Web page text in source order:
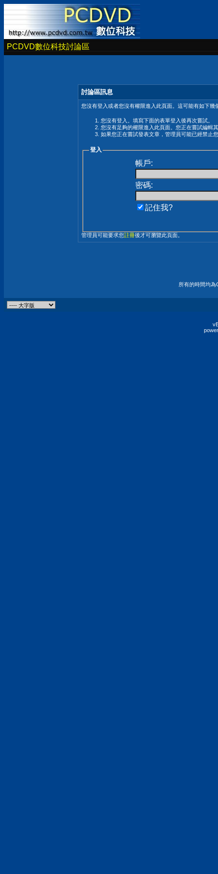
PCDVD數位科技討論區
討論區訊息
您沒有登入或者您沒有權限進入此頁面。這可能有如下幾
您沒有登入。填寫下面的表單登入後再次嘗試。
您沒有足夠的權限進入此頁面。您正在嘗試編輯
如果您正在嘗試發表文章，管理員可能已經禁止
登入
帳戶:
密碼:
記住我?
管理員可能要求您註冊後才可瀏覽此頁面。
所有的時間均為